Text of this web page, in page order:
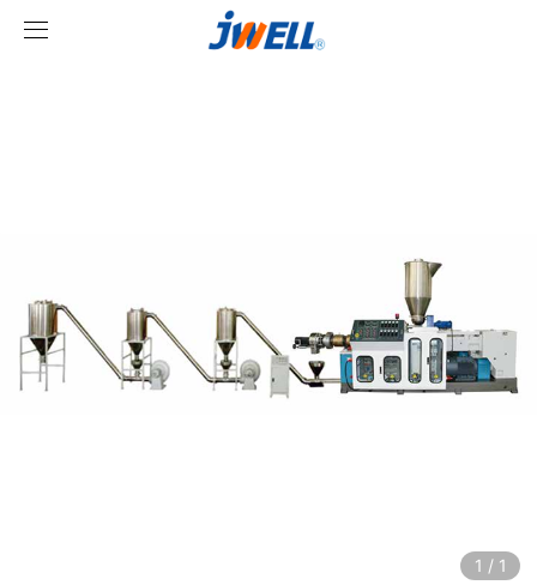
型材线系列
客户视频
新闻中心
1 / 1